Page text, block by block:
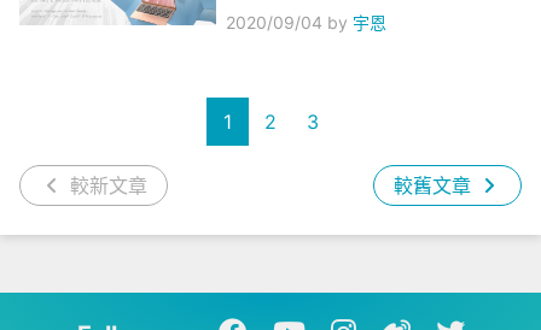
2020/09/04 by 宇恩
較新文章
1 2 3
較舊文章